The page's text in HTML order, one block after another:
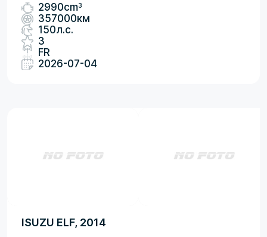
2990cm3
357000км
150л.с.
3
FR
2026-07-04
ISUZU ELF, 2014